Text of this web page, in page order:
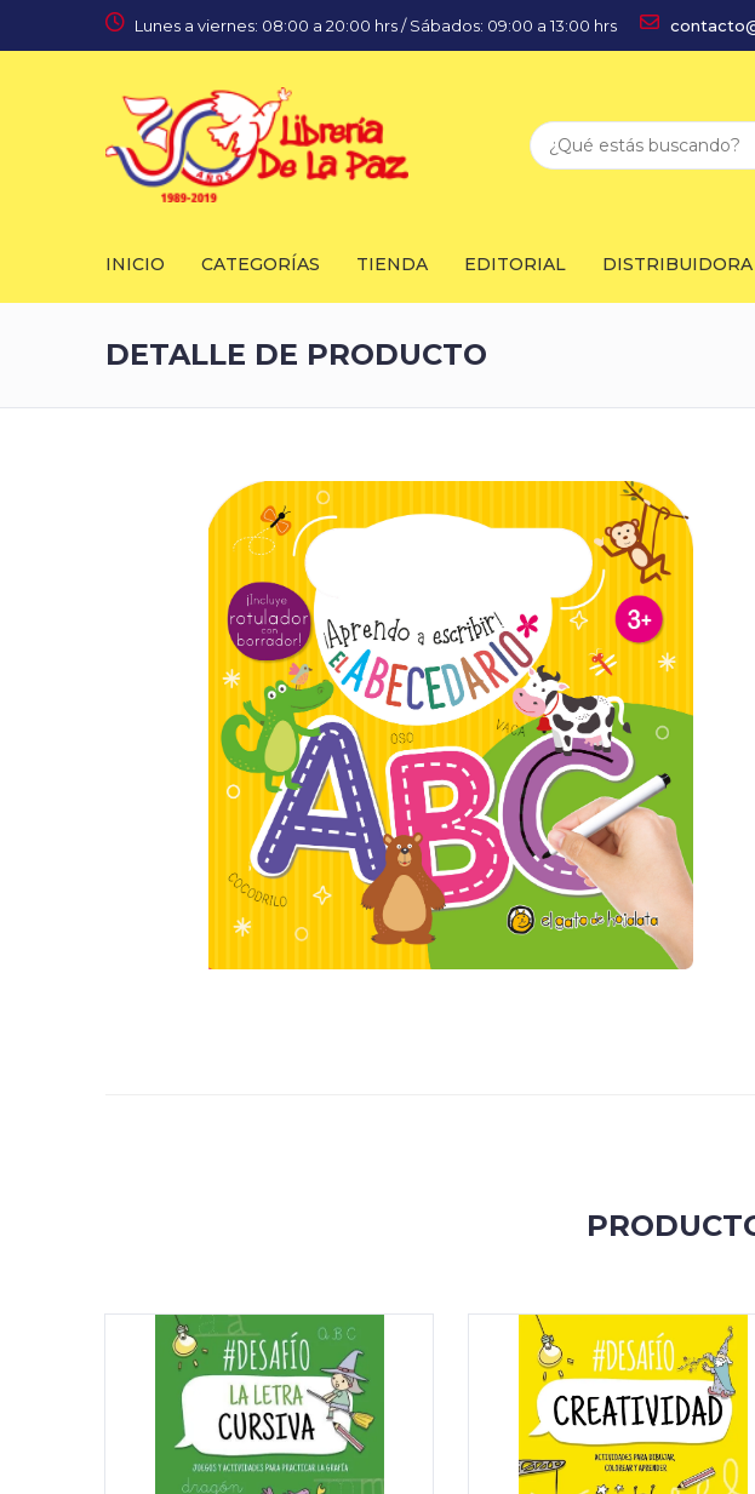
Lunes a viernes: 08:00 a 20:00 hrs / Sábados: 09:00 a 13:00 hrs
INICIO CATEGORÍAS TIENDA EDITORIAL DISTRIBUIDORA
DETALLE DE PRODUCTO